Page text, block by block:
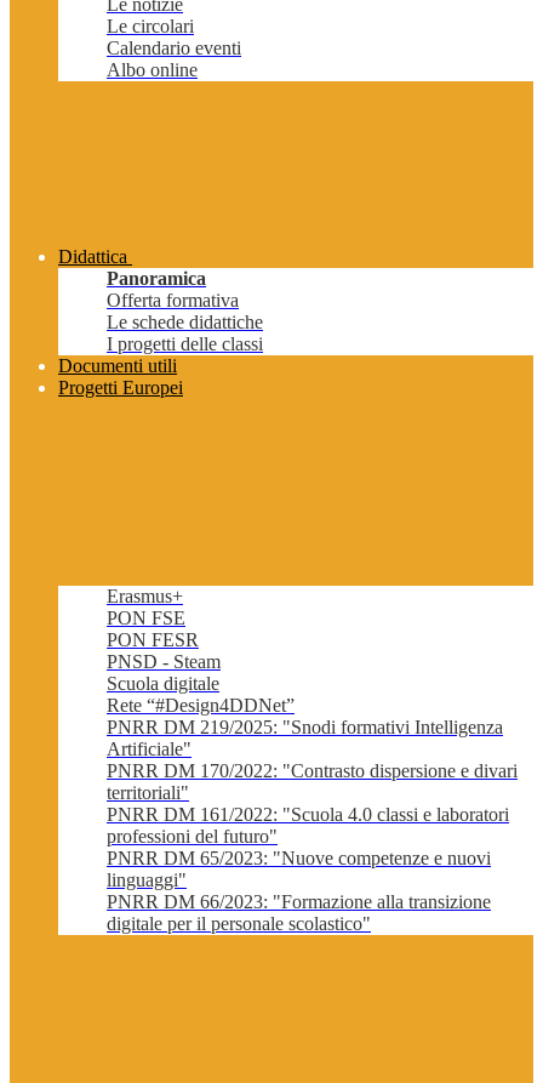
Le notizie
Le circolari
Calendario eventi
Albo online
Didattica
Panoramica
Offerta formativa
Le schede didattiche
I progetti delle classi
Documenti utili
Progetti Europei
Erasmus+
PON FSE
PON FESR
PNSD - Steam
Scuola digitale
Rete “#Design4DDNet”
PNRR DM 219/2025: "Snodi formativi Intelligenza
Artificiale"
PNRR DM 170/2022: "Contrasto dispersione e divari
territoriali"
PNRR DM 161/2022: "Scuola 4.0 classi e laboratori
professioni del futuro"
PNRR DM 65/2023: "Nuove competenze e nuovi
linguaggi"
PNRR DM 66/2023: "Formazione alla transizione
digitale per il personale scolastico"